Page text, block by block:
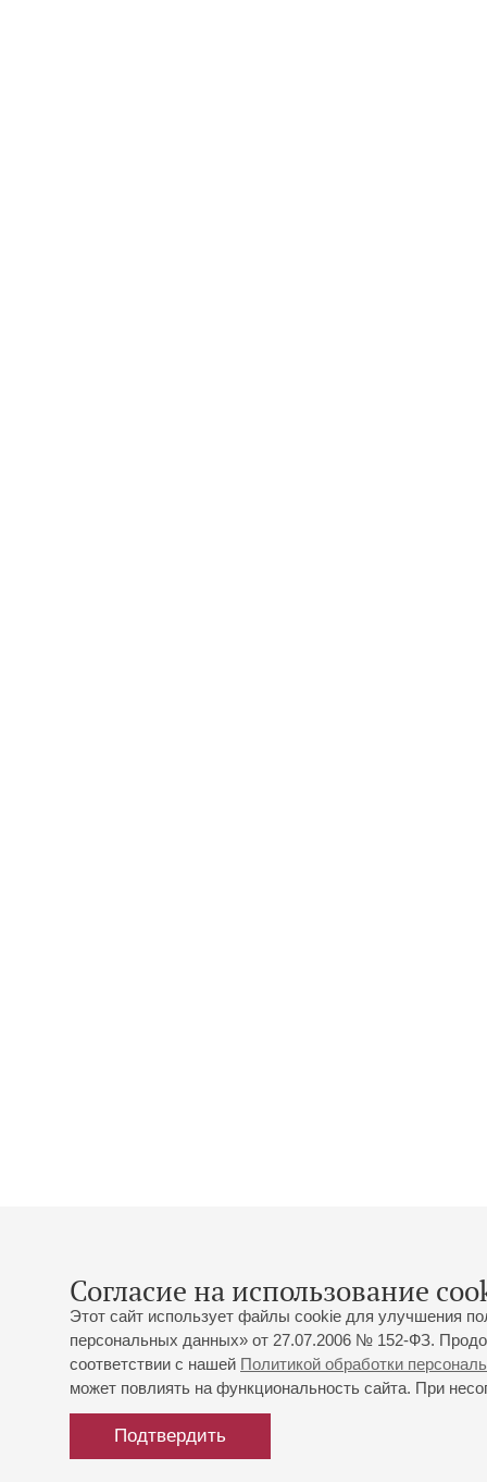
Согласие на использование
Этот сайт использует файлы cookie для улучшения
персональных данных» от 27.07.2006 № 152-ФЗ.
соответствии с нашей Политикой обработки
может повлиять на функциональность сайта. При
Подтвердить